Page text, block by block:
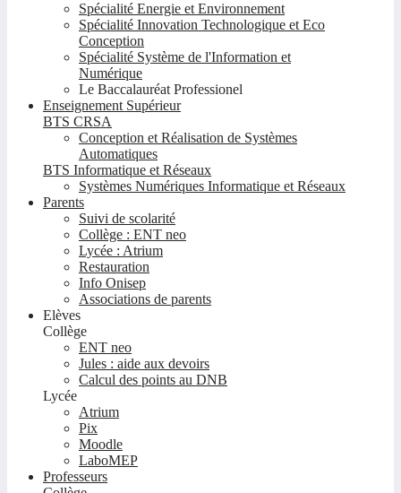
Spécialité Energie et Environnement
Spécialité Innovation Technologique et Eco
Conception
Spécialité Système de l'Information et
Numérique
Le Baccalauréat Professionel
Enseignement Supérieur
BTS CRSA
Conception et Réalisation de Systèmes
Automatiques
BTS Informatique et Réseaux
Systèmes Numériques Informatique et Réseaux
Parents
Suivi de scolarité
Collège : ENT neo
Lycée : Atrium
Restauration
Info Onisep
Associations de parents
Elèves
Collège
ENT neo
Jules : aide aux devoirs
Calcul des points au DNB
Lycée
Atrium
Pix
Moodle
LaboMEP
Professeurs